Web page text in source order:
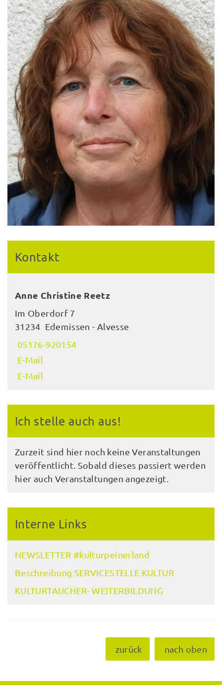
Kontakt
Anne Christine Reetz
Im Oberdorf 7
31234 Edemissen - Alvesse
05176-920154
E-Mail
E-Mail
Ich stelle auch aus!
Zurzeit sind hier noch keine Veranstaltungen
veröffentlicht. Sobald dieses passiert werden
hier auch Veranstaltungen angezeigt.
Interne Links
NEWSLETTER #kulturpeinerland
Beschreibung SERVICESTELLE KULTUR
KULTURTAUCHER- WEITERBILDUNG
zurück nach oben